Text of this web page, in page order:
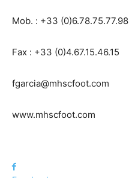
Mob. : +33 (0)6.78.75.77.98
Fax : +33 (0)4.67.15.46.15
fgarcia@mhscfoot.com
www.mhscfoot.com